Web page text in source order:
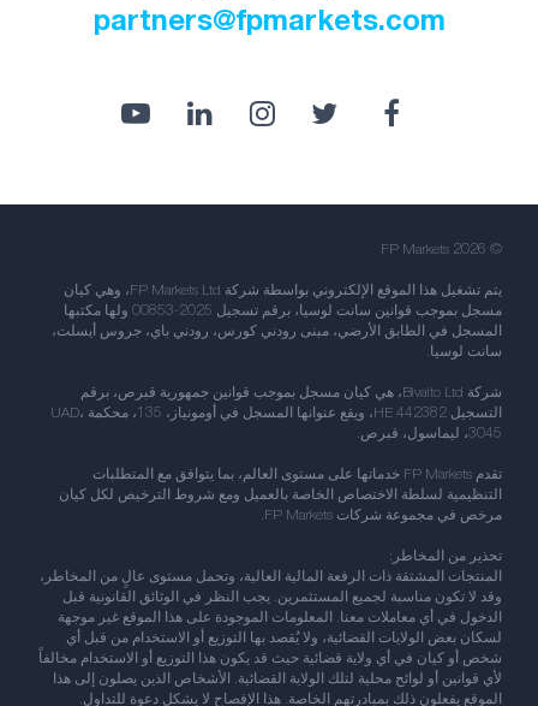
partners@fpmarkets.com
© FP Markets 2026
يتم تشغيل هذا الموقع الإلكتروني بواسطة شركة FP Markets Ltd، وهي كيان
مسجل بموجب قوانين سانت لوسيا، برقم تسجيل 2025-00853 ولها مكتبها
المسجل في الطابق الأرضي، مبنى رودني كورس، رودني باي، جروس أيسلت،
سانت لوسيا.
شركة Bivalto Ltd، هي كيان مسجل بموجب قوانين جمهورية قبرص، برقم
التسجيل HE 442382، ويقع عنوانها المسجل في أومونياز، 135، محكمة UAD،
3045، ليماسول، قبرص.
تقدم FP Markets خدماتها على مستوى العالم، بما يتوافق مع المتطلبات
التنظيمية لسلطة الاختصاص الخاصة بالعميل ومع شروط الترخيص لكل كيان
مرخص في مجموعة شركات FP Markets.
تحذير من المخاطر:
المنتجات المشتقة ذات الرفعة المالية العالية، وتحمل مستوى عالٍ من المخاطر،
وقد لا تكون مناسبة لجميع المستثمرين. يجب النظر في الوثائق القانونية قبل
الدخول في أي معاملات معنا. المعلومات الموجودة على هذا الموقع غير موجهة
لسكان بعض الولايات القضائية، ولا يُقصد بها التوزيع أو الاستخدام من قبل أي
شخص أو كيان في أي ولاية قضائية حيث قد يكون هذا التوزيع أو الاستخدام مخالفاً
لأي قوانين أو لوائح محلية لتلك الولاية القضائية. الأشخاص الذين يصلون إلى هذا
الموقع يفعلون ذلك بمبادرتهم الخاصة. هذا الإفصاح لا يشكل دعوة للتداول.